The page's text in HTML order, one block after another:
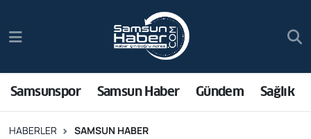
Samsunspor Samsun Haber Gündem Sağlık
HABERLER SAMSUN HABER
Samsun Haber
Sağlık
Trafik Durumu
Süper Lig Puan Durumu ve Fikstür